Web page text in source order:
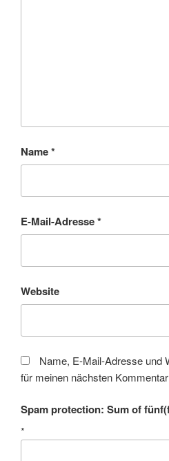
Name*
E-Mail-Adresse*
Website
Name, E-Mail-Adresse und
für meinen nächsten
Spam protection: Sum of
*